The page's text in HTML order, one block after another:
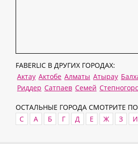
FABERLIC В ДРУГИХ ГОРОДАХ:
Актау Актобе Алматы Атырау
Риддер Сатпаев Семей
ОСТАЛЬНЫЕ ГОРОДА СМОТРИТЕ
C
А Б Г Д Е Ж З И